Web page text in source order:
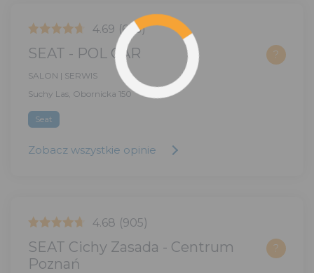
4.69 (675)
SEAT - POL CAR ?
SALON | SERWIS
Suchy Las, Obornicka 150
Seat
Zobacz wszystkie opinie
4.68 (905)
SEAT Cichy Zasada - Centrum
Poznań
?